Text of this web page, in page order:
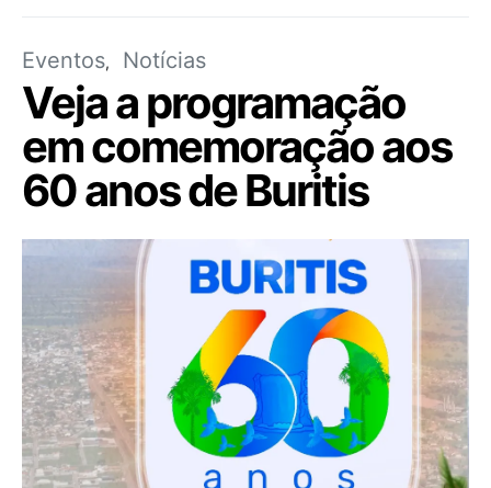
Eventos Notícias
Veja a programação
em comemoração aos
60 anos de Buritis